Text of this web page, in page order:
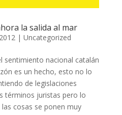
la salida al mar
| Uncategorized
sentimiento nacional catalán
es un hecho, esto no lo
de legislaciones
términos juristas pero lo
cosas se ponen muy